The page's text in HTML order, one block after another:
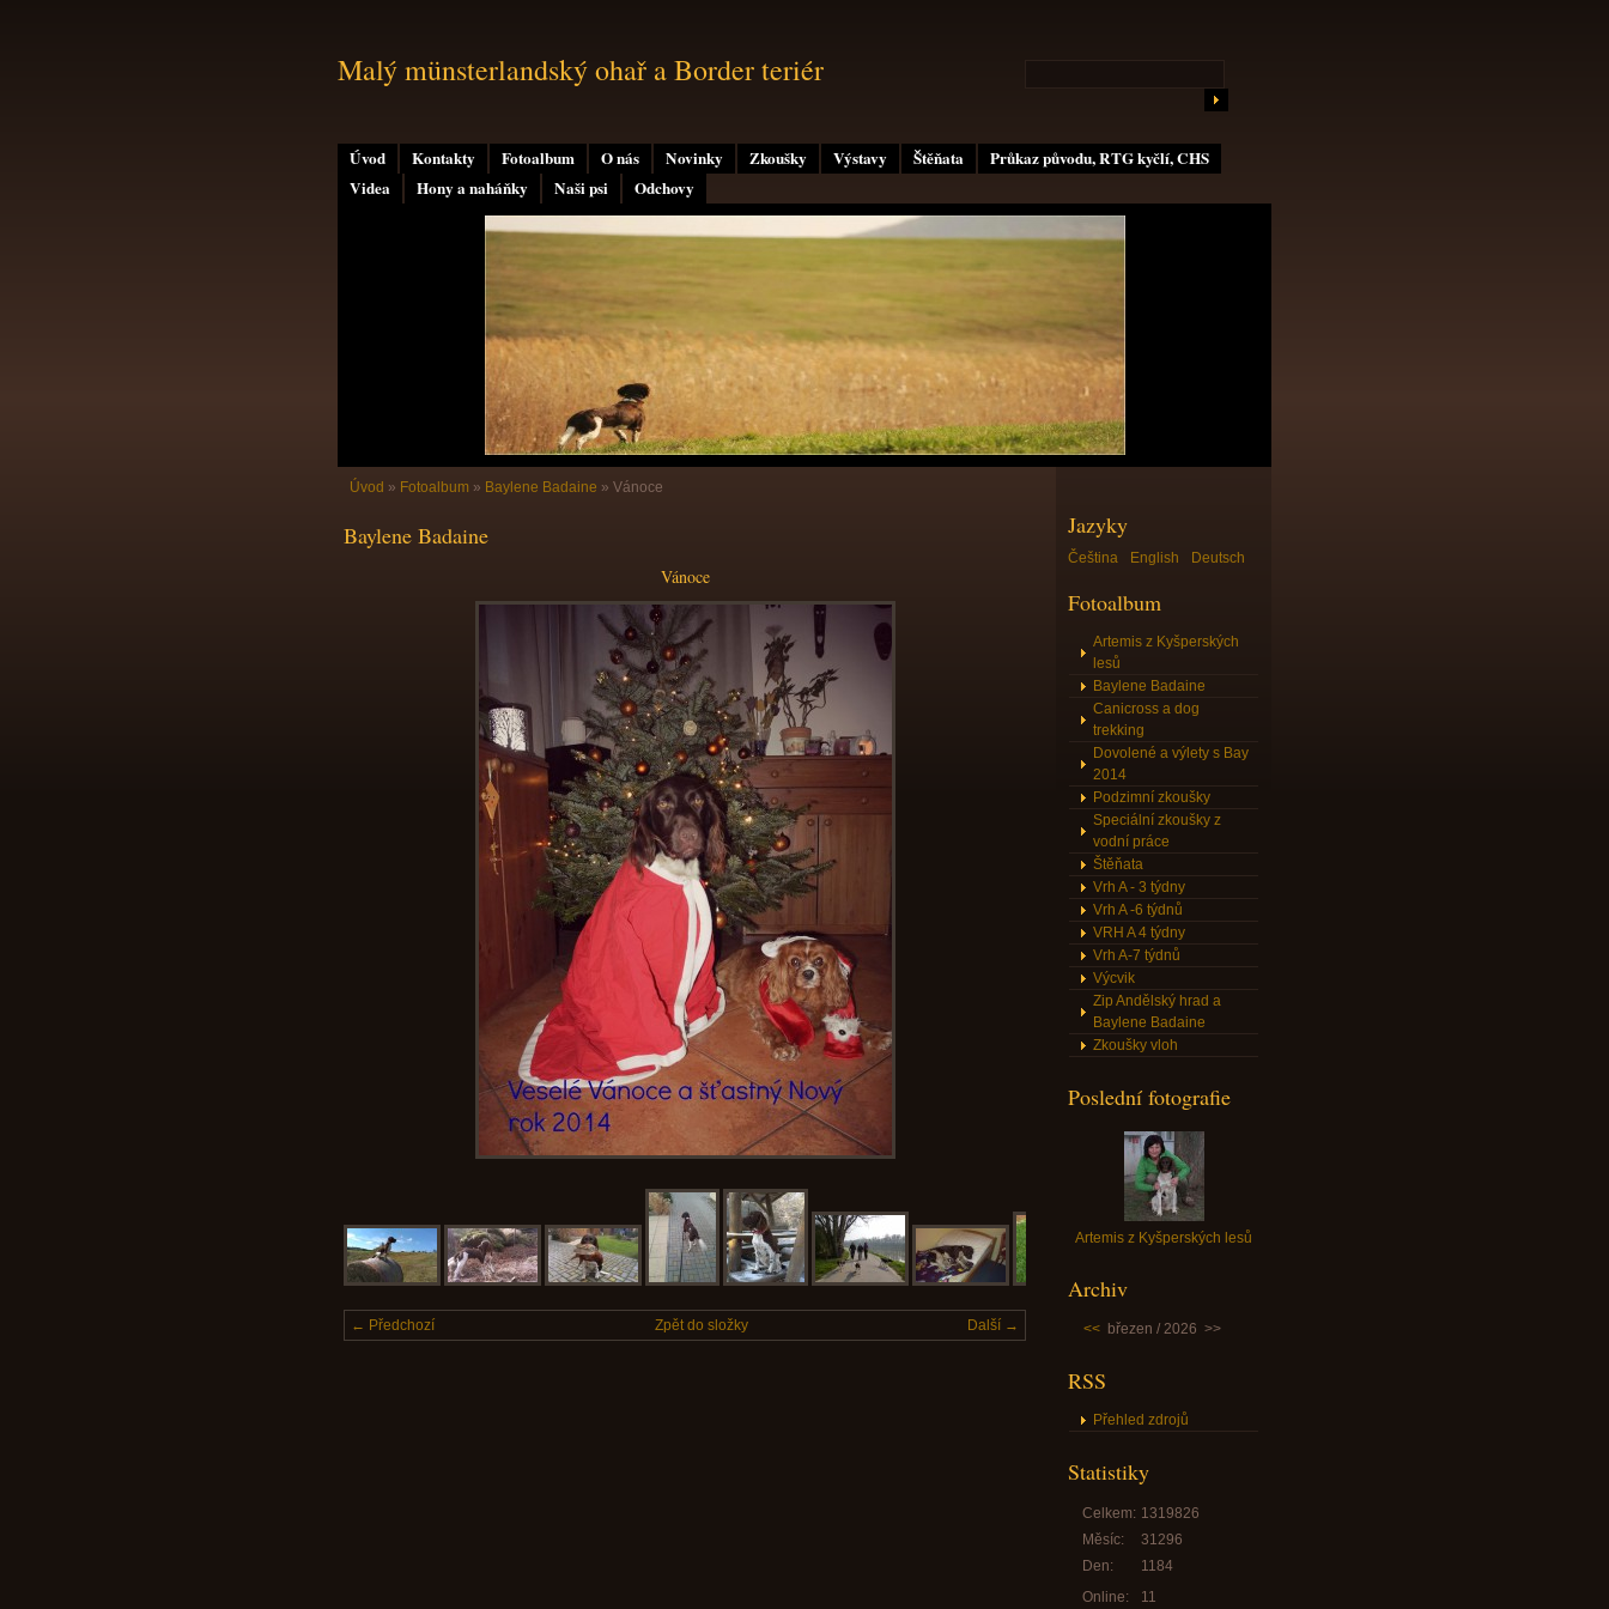
Úvod Kontakty Fotoalbum O nás Novinky Zkoušky Výstavy Štěňata
Průkaz původu, RTG kyčlí, CHS
Videa
Hony a naháňky Naši psi Odchovy
Malý münsterlandský ohař a Border teriér
Úvod » Fotoalbum » Baylene Badaine » Vánoce
Baylene Badaine
Vánoce
← Předchozí Další →
Zpět do složky
Jazyky
Čeština English Deutsch
Fotoalbum
Artemis z Kyšperských
lesů
Baylene Badaine
Canicross a dog
trekking
Dovolené a výlety s Bay
2014
Podzimní zkoušky
Speciální zkoušky z
vodní práce
Štěňata
Vrh A - 3 týdny
Vrh A -6 týdnů
VRH A 4 týdny
Vrh A-7 týdnů
Výcvik
Zip Andělský hrad a
Baylene Badaine
Zkoušky vloh
Poslední fotografie
Artemis z Kyšperských lesů
Archiv
<< březen / 2026 >>
RSS
Přehled zdrojů
Statistiky
Online: 11
Celkem: 1319826
Měsíc:
31296
Den:
1184